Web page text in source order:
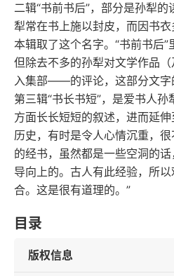
二辑“书前书后”，部分是孙犁
犁常在书上施以封皮，而因书
本辑取了这个名字。“书前书后”
但除去不多的孙犁对文学作品
入集部——的评论，这部分文字
第三辑“书长书短”，是爱书人
方面长长短短的叙述，进而延
历史，有时是令人心情沉重，
的经书，虽然都是一些空洞的话
导向上的。古人有此经验，所
合。这是很有道理的。”
目录
版权信息